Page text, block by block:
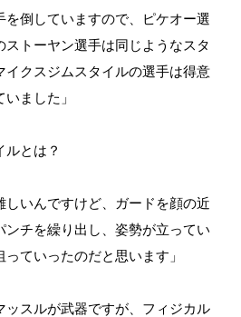
を倒していますので、ピケオー選
トーヤン選手は同じようなスタ
イクスジムスタイルの選手は得意
ました」
とは？
しいんですけど、ガードを顔の近
ンチを繰り出し、姿勢が立ってい
ていったのだと思います」
スルが武器ですが、フィジカル